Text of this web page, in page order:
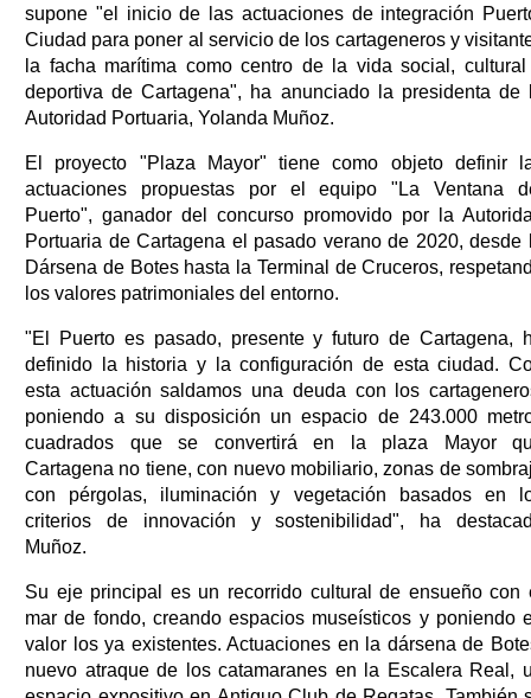
supone "el inicio de las actuaciones de integración
Ciudad para poner al servicio de los cartageneros y
la facha marítima como centro de la vida social,
deportiva de Cartagena", ha anunciado la presidenta de
Autoridad Portuaria, Yolanda Muñoz.
El proyecto "Plaza Mayor" tiene como objeto definir
actuaciones propuestas por el equipo "La Ventana
Puerto", ganador del concurso promovido por la
Portuaria de Cartagena el pasado verano de 2020, desde
Dársena de Botes hasta la Terminal de Cruceros,
los valores patrimoniales del entorno.
"El Puerto es pasado, presente y futuro de Cartagena,
definido la historia y la configuración de esta ciudad.
esta actuación saldamos una deuda con los
poniendo a su disposición un espacio de 243.000
cuadrados que se convertirá en la plaza Mayor
Cartagena no tiene, con nuevo mobiliario, zonas de
con pérgolas, iluminación y vegetación basados en
criterios de innovación y sostenibilidad", ha
Muñoz.
Su eje principal es un recorrido cultural de ensueño con
mar de fondo, creando espacios museísticos y poniendo
valor los ya existentes. Actuaciones en la dársena de
nuevo atraque de los catamaranes en la Escalera Real,